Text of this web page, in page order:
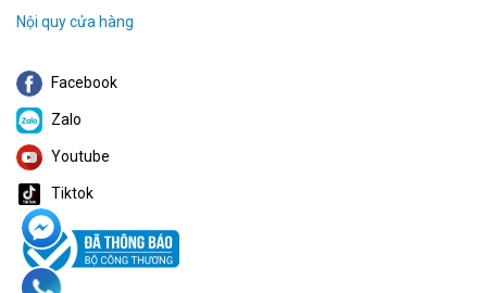
Nội quy cửa hàng
Facebook
Zalo
Youtube
Tiktok